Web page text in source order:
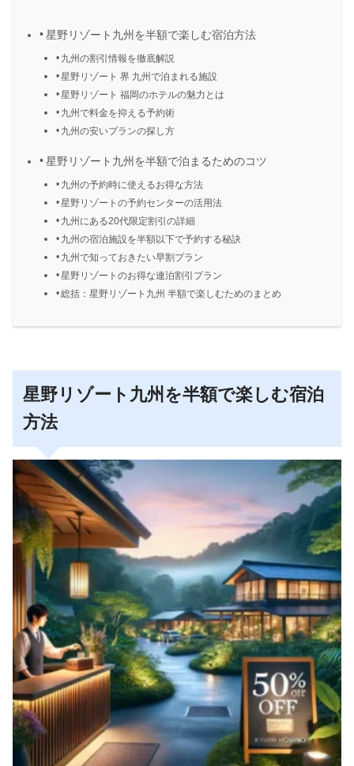
星野リゾート九州を半額で楽しむ宿泊方法
九州の割引情報を徹底解説
星野リゾート 界 九州で泊まれる施設
星野リゾート 福岡のホテルの魅力とは
九州で料金を抑える予約術
九州の安いプランの探し方
星野リゾート九州を半額で泊まるためのコツ
九州の予約時に使えるお得な方法
星野リゾートの予約センターの活用法
九州にある20代限定割引の詳細
九州の宿泊施設を半額以下で予約する秘訣
九州で知っておきたい早割プラン
星野リゾートのお得な連泊割引プラン
総括：星野リゾート九州 半額で楽しむためのまとめ
星野リゾート九州を半額で楽しむ宿泊
方法